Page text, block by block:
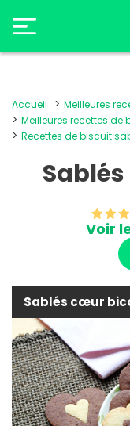
Accueil
Meilleures
Meilleures recettes de
Recettes de biscuit
Voir
Sablés cœur